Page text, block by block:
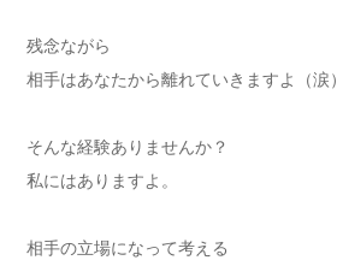
残念ながら
相手はあなたから離れていきますよ（涙）
そんな経験ありませんか？
私にはありますよ。
相手の立場になって考える